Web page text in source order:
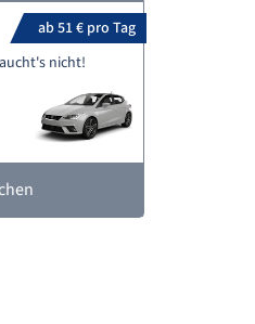
ab 51 € pro Tag
nicht!